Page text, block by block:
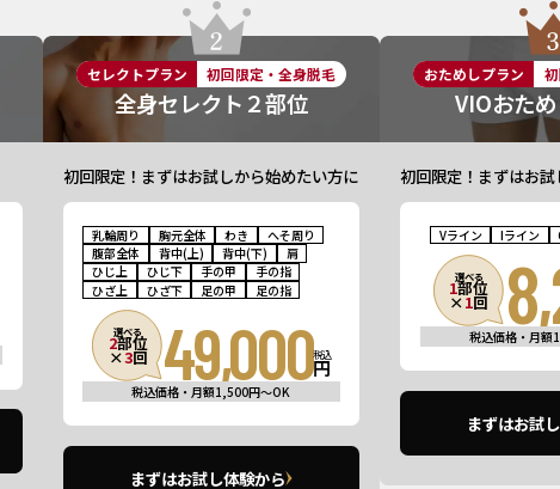
セレクトプラン 初回限定・全身脱毛
全身セレクト２部位
初回限定！まずはお試しから始めたい方に
乳輪周り 胸元全体 わき
へそ周り
腹部全体
背中(上) 背中(下)
肩
ひじ上
ひじ下 手の甲
手の指
ひざ上
ひざ下 足の甲 足の指
選べる
2部位
×3回 49,000円
税込
税込価格・月額1,500円〜OK
まずはお試し体験から
おためしプラン
VIOおた
初回限定！まずはお
Vライン Iライン
選べる
1部位
×1回
税込価格・月額
まずはお試